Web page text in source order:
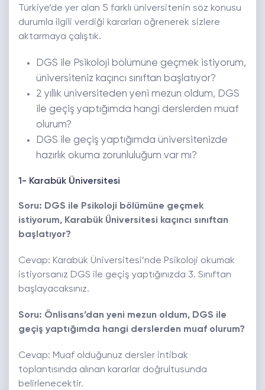
Türkiye’de yer alan 5 farklı üniversitenin söz konusu
durumla ilgili verdiği kararları öğrenerek sizlere
aktarmaya çalıştık.
DGS ile Psikoloji bölümüne geçmek istiyorum,
üniversiteniz kaçıncı sınıftan başlatıyor?
2 yıllık üniversiteden yeni mezun oldum, DGS
ile geçiş yaptığımda hangi derslerden muaf
olurum?
DGS ile geçiş yaptığımda üniversitenizde
hazırlık okuma zorunluluğum var mı?
1- Karabük Üniversitesi
Soru: DGS ile Psikoloji bölümüne geçmek
istiyorum, Karabük Üniversitesi kaçıncı sınıftan
başlatıyor?
Cevap: Karabük Üniversitesi’nde Psikoloji okumak
istiyorsanız DGS ile geçiş yaptığınızda 3. Sınıftan
başlayacaksınız.
Soru: Önlisans’dan yeni mezun oldum, DGS ile
geçiş yaptığımda hangi derslerden muaf olurum?
Cevap: Muaf olduğunuz dersler intibak
toplantısında alınan kararlar doğrultusunda
belirlenecektir.